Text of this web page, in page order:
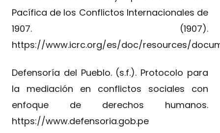
Pacífica de los Conflictos Internacionales de
1907. (1907).
https://www.icrc.org/es/doc/resources/
Defensoría del Pueblo. (s.f.). Protocolo para
la mediación en conflictos sociales con
enfoque de derechos humanos.
https://www.defensoria.gob.pe